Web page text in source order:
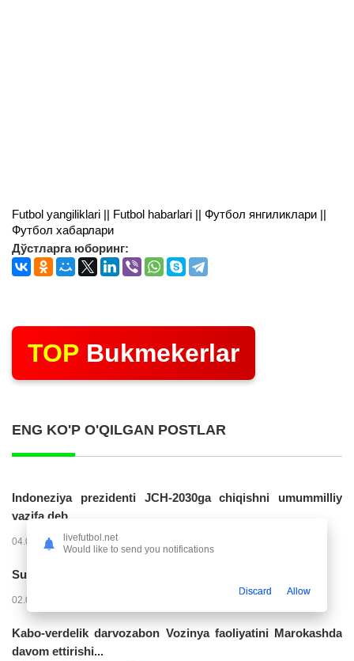
Futbol yangiliklari || Futbol habarlari || Футбол янгиликлари ||
Футбол хабарлари
Дўстларга юборинг:
TOP Bukmekerlar
ENG KO'P O'QILGAN POSTLAR
Indoneziya prezidenti JCH-2030ga chiqishni umummilliy
vazifa deb...
04.08.2026 02:11 14286
Superliga. “Buxoro” - “Lokomotiv”...
02.08.2026 03:08
Kabo-verdelik darvozabon Vozinya faoliyatini Marokashda
davom ettirishi...
livefutbol.net
Would like to send you notifications
Discard Allow